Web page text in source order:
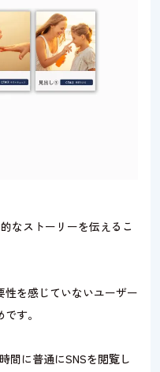
なストーリーを伝えるこ
を感じていないユーザー
す。
間に普通にSNSを閲覧し